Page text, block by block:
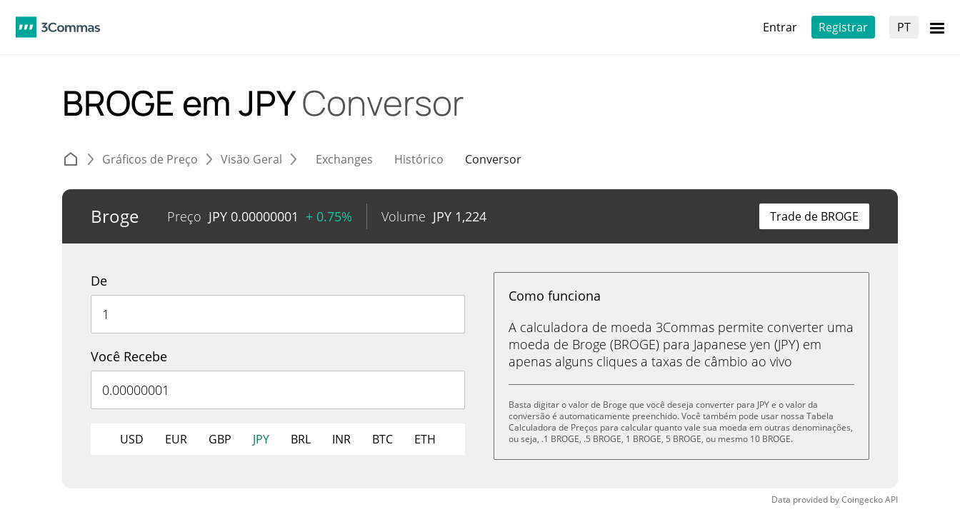
Entrar Registrar PT
BROGE em JPYConversor
Gráficos de Preço Visão Geral Exchanges Histórico Conversor
Broge Preço JPY 0.00000001 + 0.75% Volume JPY 1,224 Trade de BROGE
De
Você Recebe
USD EUR GBP JPY BRL INR BTC ETH
Como funciona
A calculadora de moeda 3Commas permite converter uma
moeda de Broge (BROGE) para Japanese yen (JPY) em
apenas alguns cliques a taxas de câmbio ao vivo
Basta digitar o valor de Broge que você deseja converter para JPY e o valor da
conversão é automaticamente preenchido. Você também pode usar nossa Tabela
Calculadora de Preços para calcular quanto vale sua moeda em outras denominações,
ou seja, .1 BROGE, .5 BROGE, 1 BROGE, 5 BROGE, ou mesmo 10 BROGE.
Data provided byCoingeckoAPI